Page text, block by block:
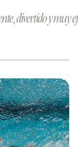
divertido y muy